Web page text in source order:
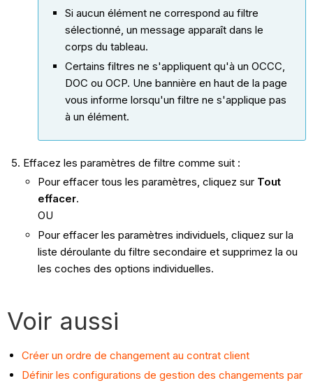
Si aucun élément ne correspond au filtre
sélectionné, un message apparaît dans le
corps du tableau.
Certains filtres ne s'appliquent qu'à un OCCC,
DOC ou OCP. Une bannière en haut de la page
vous informe lorsqu'un filtre ne s'applique pas
à un élément.
Effacez les paramètres de filtre comme suit :
Pour effacer tous les paramètres, cliquez sur Tout
effacer.
OU
Pour effacer les paramètres individuels, cliquez sur la
liste déroulante du filtre secondaire et supprimez la ou
les coches des options individuelles.
Voir aussi
Créer un ordre de changement au contrat client
Définir les configurations de gestion des changements par